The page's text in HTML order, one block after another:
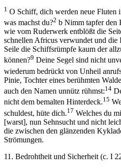
1 O Schiff, dich werden neue Fluten
was machst du?2 b Nimm tapfer den
wie vom Ruderwerk entblößt die
schnellen Africus verwundet und die
Seile die Schiffsrümpfe kaum der
können?9 Deine Segel sind nicht
wiederum bedrückt von Unheil
Pinie, Tochter eines berühmten
auch den Namen unnütz rühmst:14
nicht dem bemalten Hinterdeck.15
schuldest, hüte dich.17 Welches du
[warst], nun Sehnsucht und nicht
die zwischen den glänzenden
Strömungen.
11. Bedrohtheit und Sicherheit (c. I